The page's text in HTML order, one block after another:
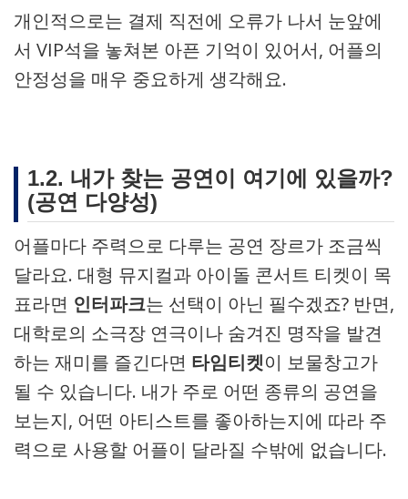
개인적으로는 결제 직전에 오류가 나서 눈앞에
서 VIP석을 놓쳐본 아픈 기억이 있어서, 어플의
안정성을 매우 중요하게 생각해요.
1.2. 내가 찾는 공연이 여기에 있을까?
(공연 다양성)
어플마다 주력으로 다루는 공연 장르가 조금씩
달라요. 대형 뮤지컬과 아이돌 콘서트 티켓이 목
표라면 인터파크는 선택이 아닌 필수겠죠? 반면,
대학로의 소극장 연극이나 숨겨진 명작을 발견
하는 재미를 즐긴다면 타임티켓이 보물창고가
될 수 있습니다. 내가 주로 어떤 종류의 공연을
보는지, 어떤 아티스트를 좋아하는지에 따라 주
력으로 사용할 어플이 달라질 수밖에 없습니다.